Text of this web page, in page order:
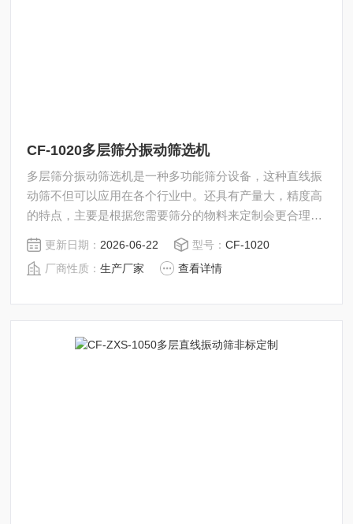
CF-1020多层筛分振动筛选机
多层筛分振动筛选机是一种多功能筛分设备，这种直线振
动筛不但可以应用在各个行业中。还具有产量大，精度高
的特点，主要是根据您需要筛分的物料来定制会更合理，
中药饮片振动筛|直线筛|旋振筛
更新日期： 2026-06-22 型号：CF-1020
厂商性质：生产厂家 查看详情